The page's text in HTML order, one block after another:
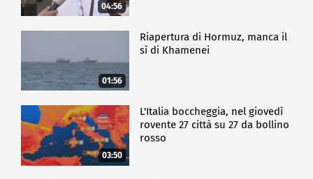
04:56
01:56
Riapertura di Hormuz, manca il
sì di Khamenei
03:50
L'Italia boccheggia, nel giovedì
rovente 27 città su 27 da bollino
rosso